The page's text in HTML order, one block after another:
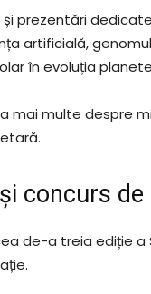
prezentări
artificială,
în evoluția
multe despre
concurs de
de-a treia ediție